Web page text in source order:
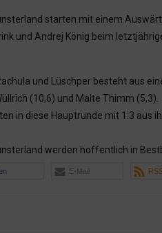
starten mit einem
und Andrej König beim
und Lüschper besteht aus
(10,6) und Malte Thimm (5,3).
in diese Hauptrunde mit 1:3 aus
werden hoffentlich in
E-Mail